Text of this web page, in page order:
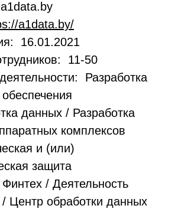
a1data.by/
16.01.2021
11-50
Разработка
данных / Разработка
комплексов
и (или)
защита
/ Деятельность
Центр обработки данных